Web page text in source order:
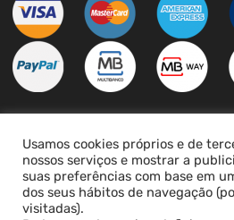
LIVRO DE RECLAMAÇÕES
Usamos cookies próprios e de
nossos serviços e mostrar a
suas preferências com base em
dos seus hábitos de navegação
visitadas).